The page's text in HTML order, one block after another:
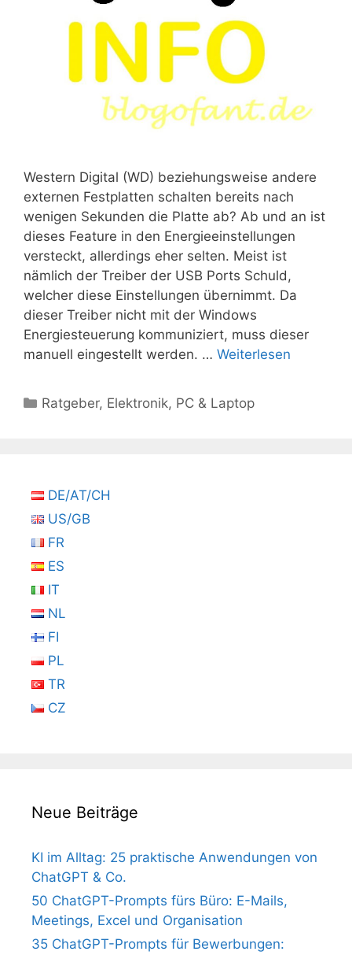
Western Digital (WD) beziehungsweise andere
externen Festplatten schalten bereits nach
wenigen Sekunden die Platte ab? Ab und an ist
dieses Feature in den Energieeinstellungen
versteckt, allerdings eher selten. Meist ist
nämlich der Treiber der USB Ports Schuld,
welcher diese Einstellungen übernimmt. Da
dieser Treiber nicht mit der Windows
Energiesteuerung kommuniziert, muss dieser
manuell eingestellt werden. … Weiterlesen
Kategorien
Ratgeber, Elektronik, PC & Laptop
DE/AT/CH
US/GB
FR
ES
IT
NL
FI
PL
TR
CZ
Neue Beiträge
KI im Alltag: 25 praktische Anwendungen von
ChatGPT & Co.
50 ChatGPT-Prompts fürs Büro: E-Mails,
Meetings, Excel und Organisation
35 ChatGPT-Prompts für Bewerbungen: